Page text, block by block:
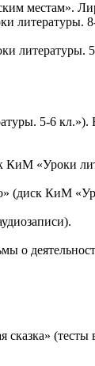
местам».
литературы.
5-6
КиМ «Уроки
(диск КиМ
о
сказка»